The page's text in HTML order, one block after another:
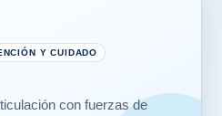
con fuerzas de
para acompañar a